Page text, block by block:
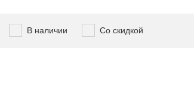
Со скидкой
В наличии